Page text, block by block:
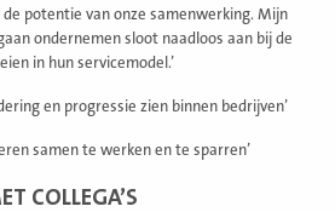
potentie van onze samenwerking. Mijn
ondernemen sloot naadloos aan bij de
in hun servicemodel.’
en progressie zien binnen bedrijven’
samen te werken en te sparren’
COLLEGA’S